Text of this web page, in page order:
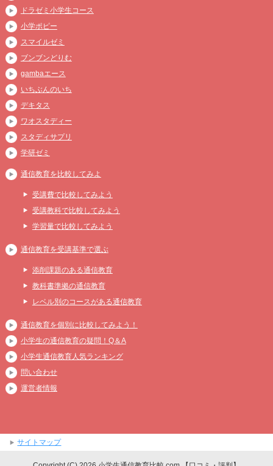
ドラゼミ小学生コース
小学ポピー
スマイルゼミ
ブンブンどりむ
gambaエース
いちぶんのいち
デキタス
ワオスタディー
スタディサプリ
学研ゼミ
通信教育を比較してみよ
受講費で比較してみよう
受講教科で比較してみよう
学習量で比較してみよう
通信教育を受講基準で選ぶ
添削課題のある通信教育
教科書準拠の通信教育
レベル別のコースがある通信教育
通信教育を個別に比較してみよう！
小学生の通信教育の疑問！Q＆A
小学生通信教育人気ランキング
問い合わせ
運営者情報
サイトマップ